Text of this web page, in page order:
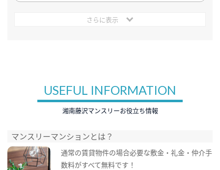
さらに表示
USEFUL INFORMATION
湘南藤沢マンスリーお役立ち情報
マンスリーマンションとは？
通常の賃貸物件の場合必要な敷金・礼金・仲介手
数料がすべて無料です！